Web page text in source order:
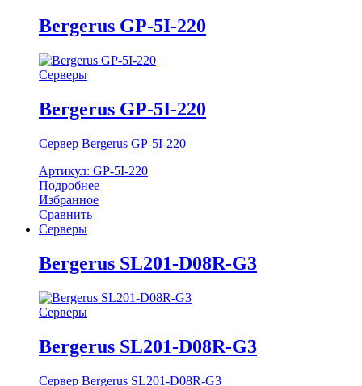
Bergerus GP-5I-220
Серверы
Bergerus GP-5I-220
Сервер Bergerus GP-5I-220
Артикул: GP-5I-220
Подробнее
Избранное
Сравнить
Серверы
Bergerus SL201-D08R-G3
Серверы
Bergerus SL201-D08R-G3
Сервер Bergerus SL201-D08R-G3